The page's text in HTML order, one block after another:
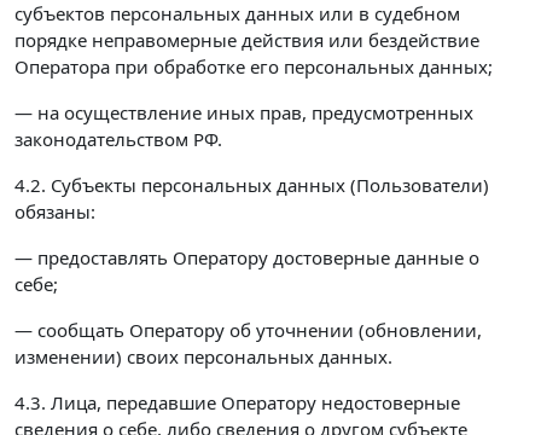
субъектов персональных данных или в судебном
порядке неправомерные действия или бездействие
Оператора при обработке его персональных данных;
— на осуществление иных прав, предусмотренных
законодательством РФ.
4.2. Субъекты персональных данных (Пользователи)
обязаны:
— предоставлять Оператору достоверные данные о
себе;
— сообщать Оператору об уточнении (обновлении,
изменении) своих персональных данных.
4.3. Лица, передавшие Оператору недостоверные
сведения о себе, либо сведения о другом субъекте